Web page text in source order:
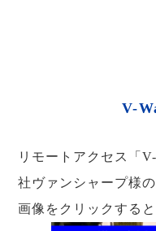
V-
リモートアクセス「
社ヴァンシャープ様
画像をクリックする